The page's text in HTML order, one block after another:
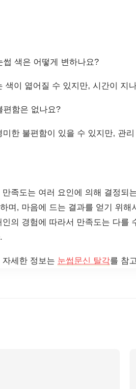
썹 색은 어떻게 변하나요?
색이 엷어질 수 있지만, 시간이 지
편함은 없나요?
한 불편함이 있을 수 있지만, 관
족도는 여러 요인에 의해 결정되
며, 마음에 드는 결과를 얻기 위
의 경험에 따라서 만족도는 다를
세한 정보는 눈썹문신 탈각를 참